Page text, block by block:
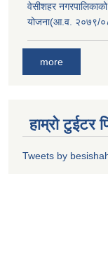
वेसीशहर
योजना(आ.व. २०७९/
more
हाम्रो टुईटर
Tweets by